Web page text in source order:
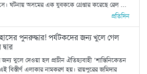
ঘটনায় অসমের এক যুবককে গ্রেপ্তার করেছে রেল ...
প্রতিদিন
পুনরুদ্ধার! পর্যটকদের জন্য খুলে গেল
খুলে দেওয়া হল প্রাচীন ঐতিহ্যবাহী ‘শান্তিনিকেতন
বিস্তীর্ণ এলাকার নামকরণ হয়। রায়পুরের জমিদার